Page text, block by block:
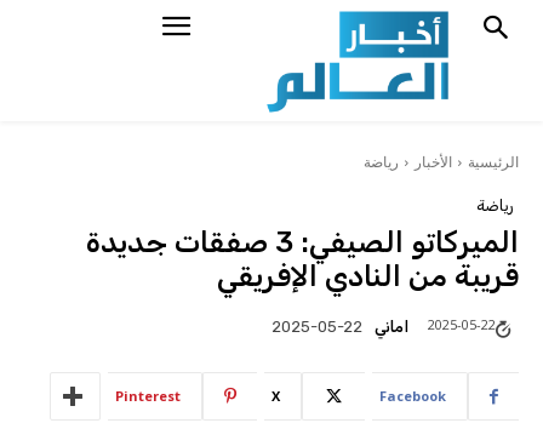
الرئيسية الأخبار رياضة
رياضة
الميركاتو الصيفي: 3 صفقات جديدة
قريبة من النادي الإفريقي
اماني 2025-05-22 2025-05-22
Facebook
X
Pinterest